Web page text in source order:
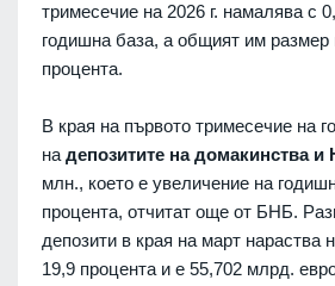
тримесечие на 2026 г. намалява с
годишна база, а общият им размер
процента.
В края на първото тримесечие на
на депозитите на домакинства
млн., което е увеличение на
процента, отчитат още от БНБ.
депозити в края на март нараства
19,9 процента и е 55,702 млрд.